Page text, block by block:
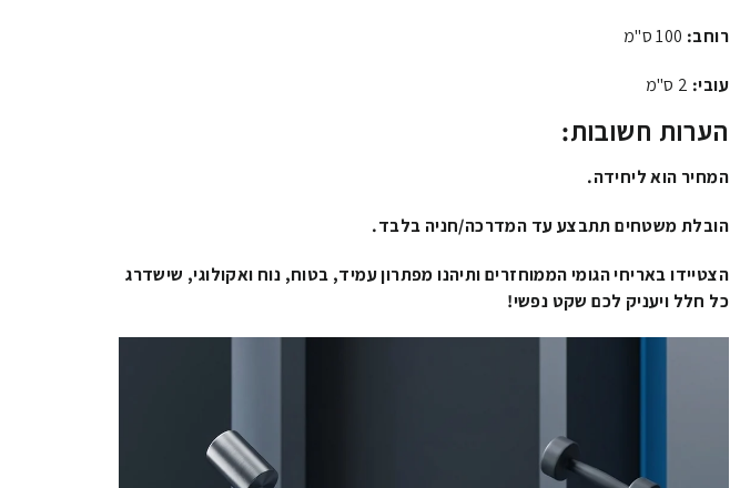
רוחב:
עובי:
הערות חשובות:
המחיר הוא ליחידה.
הובלת משטחים תתבצע עד המדרכה/חניה בלבד.
הצטיידו באריחי הגומי הממוחזרים ותיהנו מפתרון עמיד, בטוח, נוח ואקולוגי, שישדרג
כל חלל ויעניק לכם שקט נפשי!